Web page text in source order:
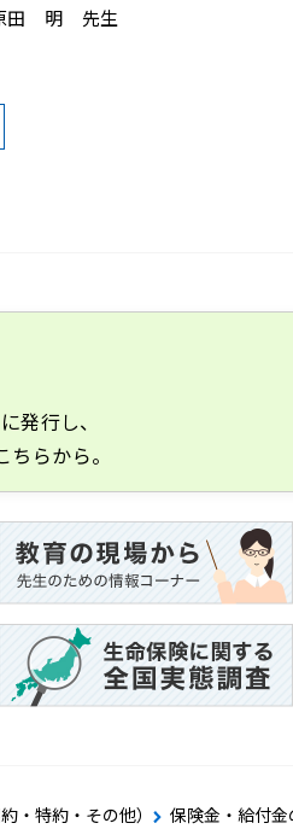
田 明 先生
発行し、
らから。
・特約・その他） 保険金・給付